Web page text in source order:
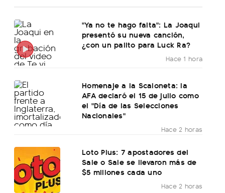
"Ya no te hago falta": La Joaqui
presentó su nueva canción,
¿con un palito para Luck Ra?
Hace 1 hora
Homenaje a la Scaloneta: la
AFA declaró el 15 de julio como
el "Día de las Selecciones
Nacionales"
Hace 2 horas
Loto Plus: 7 apostadores del
Sale o Sale se llevaron más de
$5 millones cada uno
Hace 2 horas